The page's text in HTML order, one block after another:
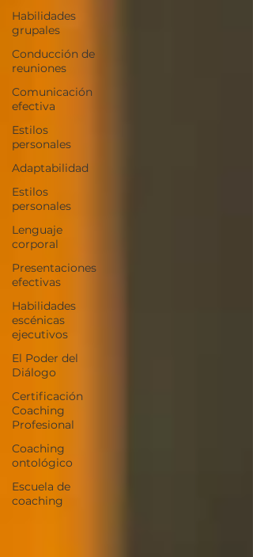
Habilidades
grupales
Conducción de
reuniones
Comunicación
efectiva
Estilos
personales
Adaptabilidad
Estilos
personales
Lenguaje
corporal
Presentaciones
efectivas
Habilidades
escénicas
ejecutivos
El Poder del
Diálogo
Certificación
Coaching
Profesional
Coaching
ontológico
Escuela de
coaching